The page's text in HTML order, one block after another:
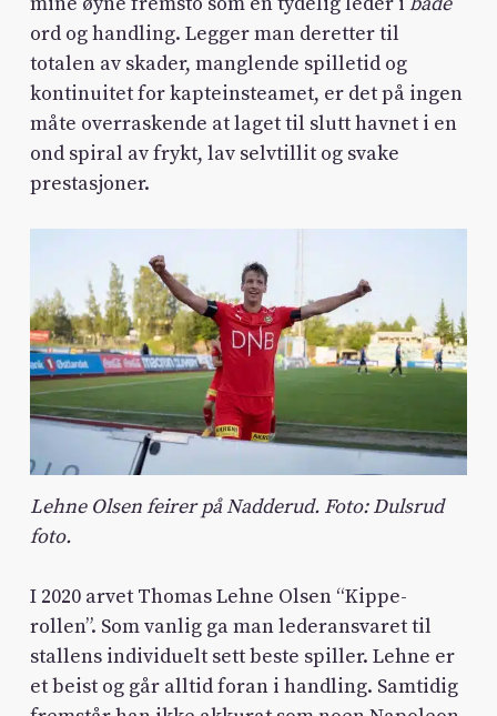
ord og handling. Legger man deretter til
totalen av skader, manglende spilletid og
kontinuitet for kapteinsteamet, er det på ingen
måte overraskende at laget til slutt havnet i en
ond spiral av frykt, lav selvtillit og svake
prestasjoner.
Lehne Olsen feirer på Nadderud. Foto: Dulsrud
foto.
I 2020 arvet Thomas Lehne Olsen “Kippe-
rollen”. Som vanlig ga man lederansvaret til
stallens individuelt sett beste spiller. Lehne er
et beist og går alltid foran i handling. Samtidig